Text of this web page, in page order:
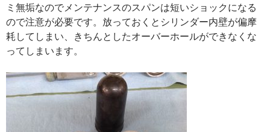
ミ無垢なのでメンテナンスのスパンは短いショックになる
ので注意が必要です。放っておくとシリンダー内壁が偏摩
耗してしまい、きちんとしたオーバーホールができなくな
ってしまいます。